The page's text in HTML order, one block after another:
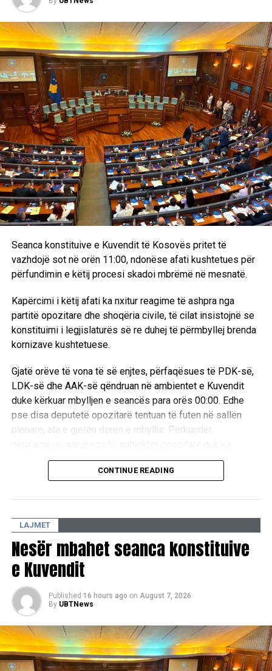
gazit, ndërsa çdo bllokim i saj mund të ketë ndikim të
madh në tregjet ndërkombëtare të energjisë.
RELATED TOPICS:
UP NEXT
Talenti kosovar i Bayern Munich, Erblin Osmani, viziton
FFK-në dhe ndjek stërvitjen e Kombëtares
DON'T MISS
Bashkëpunim akademik ndërmjet UBT-së dhe Dicle
University në kuadër të Erasmus+ Staff Mobility
Seanca konstituive e Kuvendit të Kosovës pritet të
vazhdojë sot në orën 11:00, ndonëse afati kushtetues për
përfundimin e këtij procesi skadoi mbrëmë në mesnatë.
Kapërcimi i këtij afati ka nxitur reagime të ashpra nga
partitë opozitare dhe shoqëria civile, të cilat insistojnë se
konstituimi i legjislaturës së re duhej të përmbyllej brenda
kornizave kushtetuese.
Gjatë orëve të vona të së enjtes, përfaqësues të PDK-së,
LDK-së dhe AAK-së qëndruan në ambientet e Kuvendit
duke kërkuar mbylljen e seancës para orës 00:00. Edhe
pse disa deputetë opozitarë tentuan të futen në sallën
plenare, ata e gjetën derën e mbyllur. Përkundër
konfirmuar ende nëse do ta bojkotojë punën e sotme.
i ka bërë një ofertë PDK-së gjatë ditës së djeshme: postin
për zgjedhjen e presidentit të ri. /E.A/
CONTINUE READING
LAJMET
Nesër mbahet seanca konstituive
e Kuvendit
Published 16 hours ago on August 7, 2026
By UBTNews